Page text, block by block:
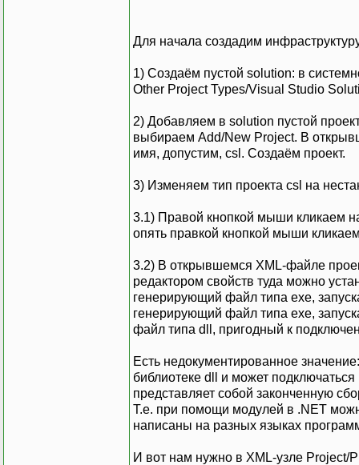
Для начала создадим
1) Создаём пустой solution: в
Other Project Types/Visual Studio
2) Добавляем в solution пустой
выбираем Add/New Project. В
имя, допустим, csl. Создаём проект.
3) Изменяем тип проекта csl на
3.1) Правой кнопкой мыши кликаем
опять правкой кнопкой мыши
3.2) В открывшемся XML-файле
редактором свойств туда можно
генерирующий файл типа exe,
генерирующий файл типа exe,
файл типа dll, пригодный к
Есть недокументированное
библиотеке dll и может
представляет собой законченную
Т.е. при помощи модулей в .NET
написаны на разных языках
И вот нам нужно в XML-узле Project/